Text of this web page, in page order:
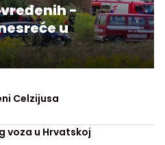
-
u
Celzijusa
voza u Hrvatskoj